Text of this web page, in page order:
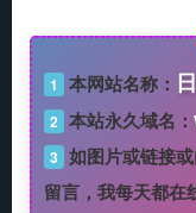
1 本网站名称：
2 本站永久域名：
3 如图片或链接
留言，我每天都在